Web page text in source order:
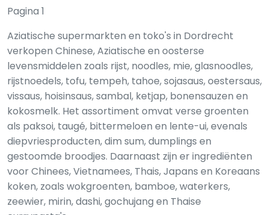
Pagina 1
Aziatische supermarkten en toko's in Dordrecht
verkopen Chinese, Aziatische en oosterse
levensmiddelen zoals rijst, noodles, mie, glasnoodles,
rijstnoedels, tofu, tempeh, tahoe, sojasaus, oestersaus,
vissaus, hoisinsaus, sambal, ketjap, bonensauzen en
kokosmelk. Het assortiment omvat verse groenten
als paksoi, taugé, bittermeloen en lente-ui, evenals
diepvriesproducten, dim sum, dumplings en
gestoomde broodjes. Daarnaast zijn er ingrediënten
voor Chinees, Vietnamees, Thais, Japans en Koreaans
koken, zoals wokgroenten, bamboe, waterkers,
zeewier, mirin, dashi, gochujang en Thaise